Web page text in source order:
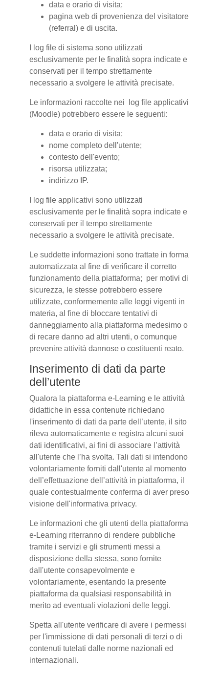
data e orario di visita;
pagina web di provenienza del visitatore
(referral) e di uscita.
I log file di sistema sono utilizzati
esclusivamente per le finalità sopra indicate e
conservati per il tempo strettamente
necessario a svolgere le attività precisate.
Le informazioni raccolte nei log file applicativi
(Moodle) potrebbero essere le seguenti:
data e orario di visita;
nome completo dell'utente;
contesto dell'evento;
risorsa utilizzata;
indirizzo IP.
I log file applicativi sono utilizzati
esclusivamente per le finalità sopra indicate e
conservati per il tempo strettamente
necessario a svolgere le attività precisate.
Le suddette informazioni sono trattate in forma
automatizzata al fine di verificare il corretto
funzionamento della piattaforma; per motivi di
sicurezza, le stesse potrebbero essere
utilizzate, conformemente alle leggi vigenti in
materia, al fine di bloccare tentativi di
danneggiamento alla piattaforma medesimo o
di recare danno ad altri utenti, o comunque
prevenire attività dannose o costituenti reato.
Inserimento di dati da parte
dell’utente
Qualora la piattaforma e-Learning e le attività
didattiche in essa contenute richiedano
l'inserimento di dati da parte dell’utente, il sito
rileva automaticamente e registra alcuni suoi
dati identificativi, ai fini di associare l’attività
all'utente che l’ha svolta. Tali dati si intendono
volontariamente forniti dall'utente al momento
dell’effettuazione dell’attività in piattaforma, il
quale contestualmente conferma di aver preso
visione dell'informativa privacy.
Le informazioni che gli utenti della piattaforma
e-Learning riterranno di rendere pubbliche
tramite i servizi e gli strumenti messi a
disposizione della stessa, sono fornite
dall'utente consapevolmente e
volontariamente, esentando la presente
piattaforma da qualsiasi responsabilità in
merito ad eventuali violazioni delle leggi.
Spetta all'utente verificare di avere i permessi
per l'immissione di dati personali di terzi o di
contenuti tutelati dalle norme nazionali ed
internazionali.